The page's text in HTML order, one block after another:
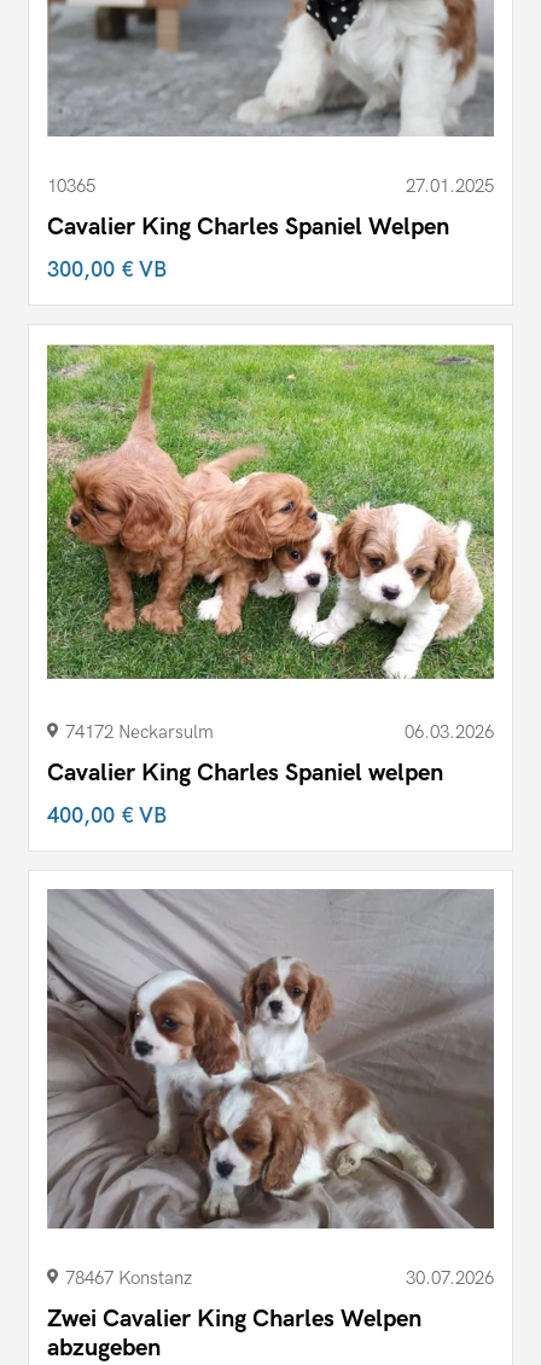
10365 27.01.2025
Cavalier King Charles Spaniel Welpen
300,00 €VB
74172 Neckarsulm 06.03.2026
Cavalier King Charles Spaniel welpen
400,00 €VB
78467 Konstanz 30.07.2026
Zwei Cavalier King Charles Welpen
abzugeben